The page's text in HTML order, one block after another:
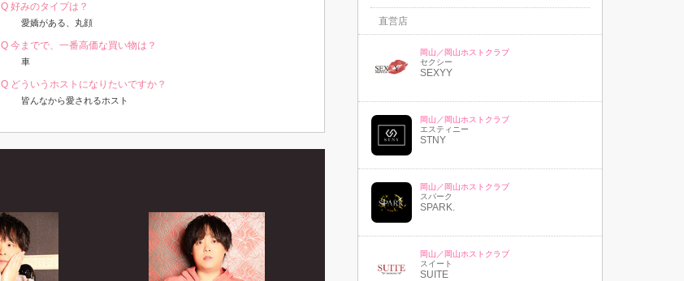
Q 好みのタイプは？
愛嬌がある、丸顔
Q 今までで、一番高価な買い物は？
車
Q どういうホストになりたいですか？
皆んなから愛されるホスト
直営店
岡山／岡山ホストクラブ
セクシー
SEXYY
岡山／岡山ホストクラブ
エスティニー
STNY
岡山／岡山ホストクラブ
スパーク
SPARK.
岡山／岡山ホストクラブ
スイート
SUITE